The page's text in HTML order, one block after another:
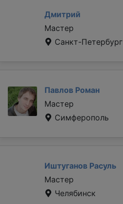
Дмитрий
Мастер
Санкт-Петербург
Павлов Роман
Мастер
Симферополь
Иштуганов Расуль
Мастер
Челябинск